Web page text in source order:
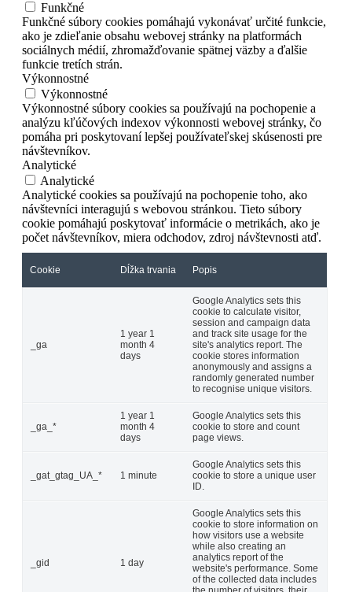
Funkčné
Funkčné súbory cookies pomáhajú vykonávať určité funkcie,
ako je zdieľanie obsahu webovej stránky na platformách
sociálnych médií, zhromažďovanie spätnej väzby a ďalšie
funkcie tretích strán.
Výkonnostné
Výkonnostné
Výkonnostné súbory cookies sa používajú na pochopenie a
analýzu kľúčových indexov výkonnosti webovej stránky, čo
pomáha pri poskytovaní lepšej používateľskej skúsenosti pre
návštevníkov.
Analytické
Analytické
Analytické cookies sa používajú na pochopenie toho, ako
návštevníci interagujú s webovou stránkou. Tieto súbory
cookie pomáhajú poskytovať informácie o metrikách, ako je
počet návštevníkov, miera odchodov, zdroj návštevnosti atď.
Cookie Dĺžka trvania Popis
_ga
1 year 1
month 4
days
Google Analytics sets this
cookie to calculate visitor,
session and campaign data
and track site usage for the
site's analytics report. The
cookie stores information
anonymously and assigns a
randomly generated number
to recognise unique visitors.
_ga_*
1 year 1
month 4
days
Google Analytics sets this
cookie to store and count
page views.
_gat_gtag_UA_* 1 minute
Google Analytics sets this
cookie to store a unique user
ID.
_gid 1 day
Google Analytics sets this
cookie to store information on
how visitors use a website
while also creating an
analytics report of the
website's performance. Some
of the collected data includes